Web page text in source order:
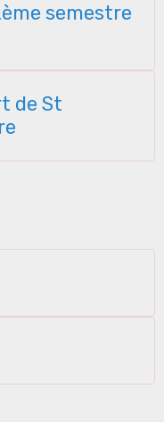
semestre
de St